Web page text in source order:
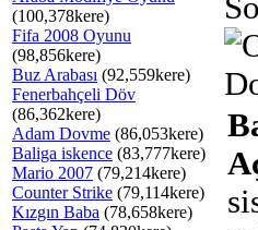
(100,378kere)
Fifa 2008 Oyunu
(98,856kere)
Buz Arabası (92,559kere)
Fenerbahçeli Döv
(86,362kere)
Adam Dovme (86,053kere)
Baliga iskence (83,777kere)
Mario 2007 (79,214kere)
Counter Strike (79,114kere)
Kızgın Baba (78,658kere)